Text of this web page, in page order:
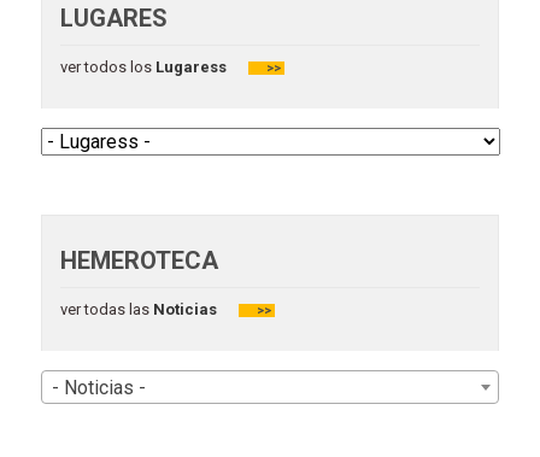
LUGARES
ver todos losLugaress >>
HEMEROTECA
ver todas lasNoticias >>
- Noticias -